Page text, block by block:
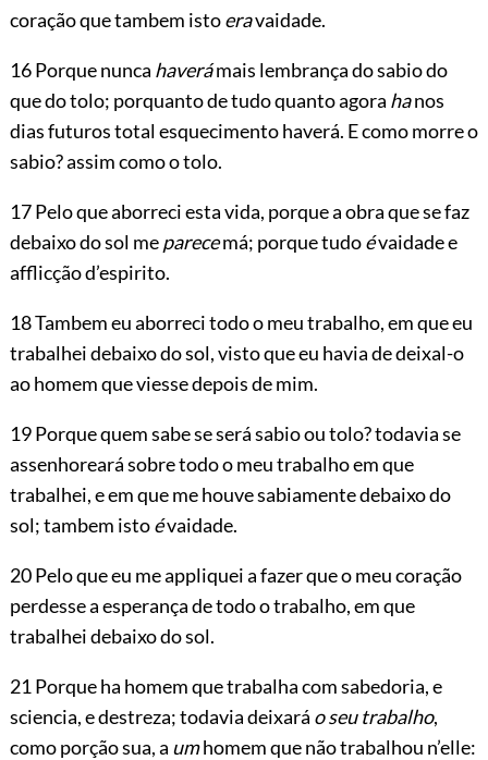
coração que tambem istoeravaidade.
16 Porque nunca haverámais lembrança do sabio do
que do tolo; porquanto de tudo quanto agora hanos
dias futuros total esquecimento haverá. E como morre o
sabio? assim como o tolo.
17 Pelo que aborreci esta vida, porque a obra que se faz
debaixo do sol meparecemá; porque tudoévaidade e
afflicção d’espirito.
18 Tambem eu aborreci todo o meu trabalho, em que eu
trabalhei debaixo do sol, visto que eu havia de deixal-o
ao homem que viesse depois de mim.
19 Porque quem sabe se será sabio ou tolo? todavia se
assenhoreará sobre todo o meu trabalho em que
trabalhei, e em que me houve sabiamente debaixo do
sol; tambem istoévaidade.
20 Pelo que eu me appliquei a fazer que o meu coração
perdesse a esperança de todo o trabalho, em que
trabalhei debaixo do sol.
21 Porque ha homem que trabalha com sabedoria, e
sciencia, e destreza; todavia deixará o seu trabalho,
como porção sua, a umhomem que não trabalhou n’elle: